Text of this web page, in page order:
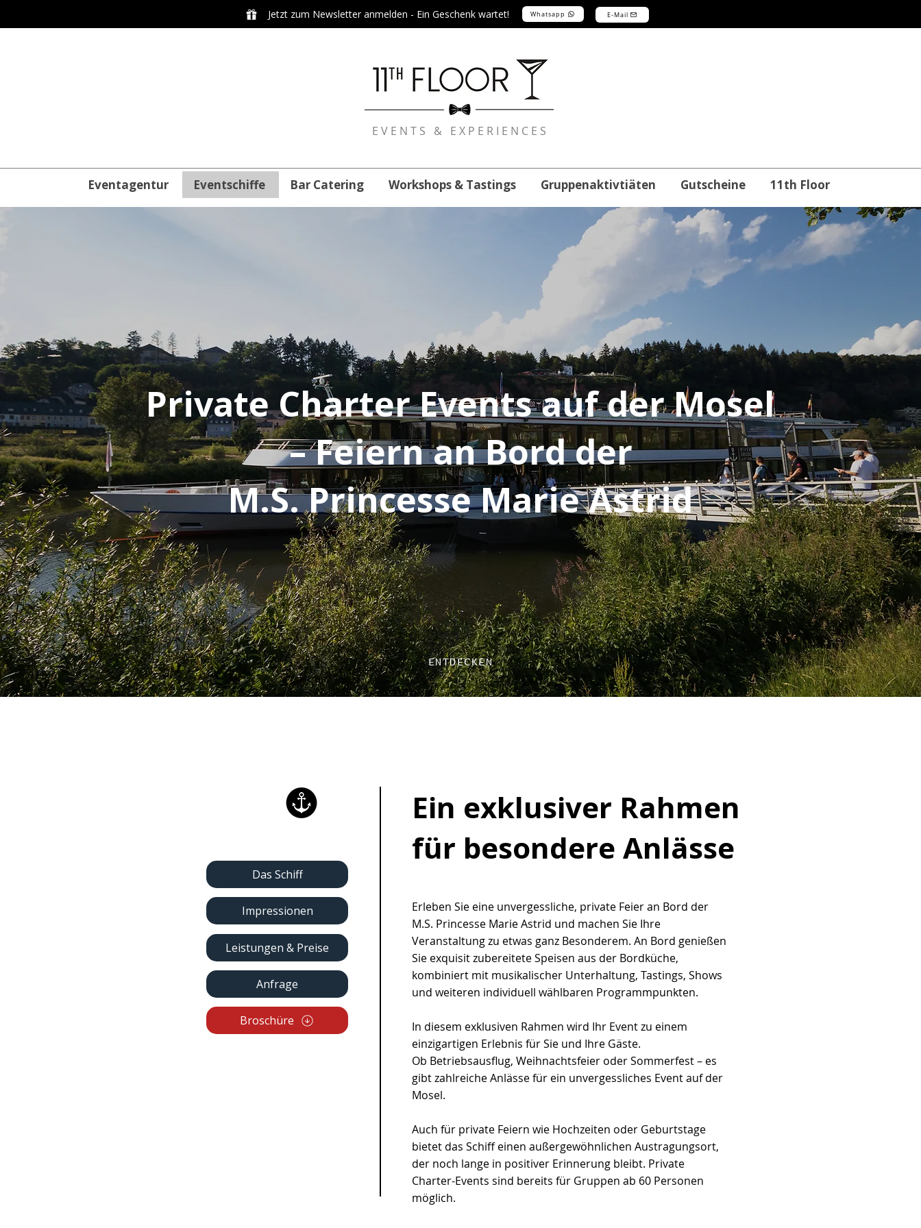
Whatsapp E-Mail
Jetzt zum Newsletter anmelden - Ein Geschenk wartet!
EVENTS & EXPERIENCES
Eventagentur Eventschiffe Bar Catering Workshops & Tastings Gruppenaktivtiäten Gutscheine 11th Floor
Private Charter Events auf der Mosel
– Feiern an Bord der
M.S. Princesse Marie Astrid
ENTDECKEN
Das Schiff
Ein exklusiver Rahmen
für besondere Anlässe
Erleben Sie eine unvergessliche, private Feier an Bord der
M.S. Princesse Marie Astrid und machen Sie Ihre
Veranstaltung zu etwas ganz Besonderem. An Bord genießen
Sie exquisit zubereitete Speisen aus der Bordküche,
kombiniert mit musikalischer Unterhaltung, Tastings, Shows
und weiteren individuell wählbaren Programmpunkten.
In diesem exklusiven Rahmen wird Ihr Event zu einem
einzigartigen Erlebnis für Sie und Ihre Gäste.
Ob Betriebsausflug, Weihnachtsfeier oder Sommerfest – es
gibt zahlreiche Anlässe für ein unvergessliches Event auf der
Mosel.
Auch für private Feiern wie Hochzeiten oder Geburtstage
bietet das Schiff einen außergewöhnlichen Austragungsort,
der noch lange in positiver Erinnerung bleibt. Private
Charter-Events sind bereits für Gruppen ab 60 Personen
möglich.
Impressionen
Leistungen & Preise
Anfrage
Broschüre